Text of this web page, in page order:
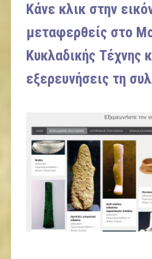
Κάνε κλικ στην
μεταφερθείς στο
Κυκλαδικής Τέχνης
εξερευνήσεις τη